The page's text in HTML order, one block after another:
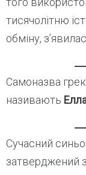
тисячолітню
обміну,
Самоназва
називають
Сучасний
затверджений